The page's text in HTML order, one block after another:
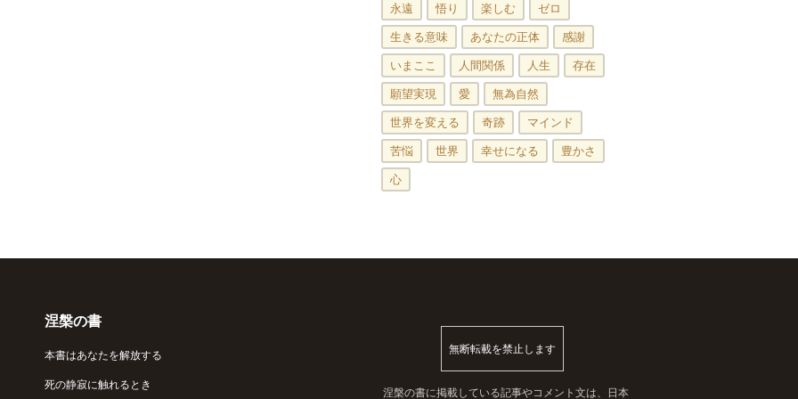
永遠 悟り 楽しむ
ゼロ
生きる意味
あなたの正体
感謝
いまここ
人間関係 人生
存在
願望実現
愛
無為自然
世界を変える
奇跡
マインド
苦悩
世界 幸せになる
豊かさ
心
涅槃の書
本書はあなたを解放する
死の静寂に触れるとき
無断転載を禁止します
涅槃の書に掲載している記事やコメント文は、日本